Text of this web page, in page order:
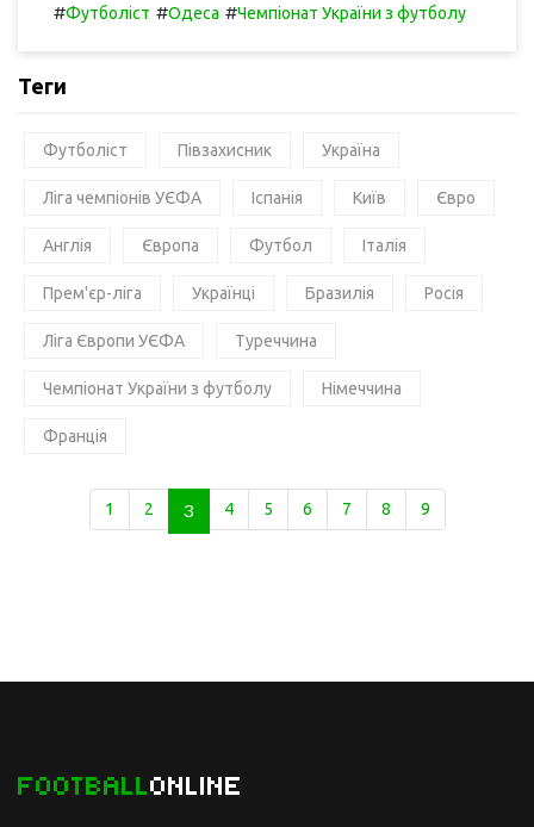
#Футболіст #Одеса #Чемпіонат України з футболу
Теги
Футболіст Півзахисник Україна
Ліга чемпіонів УЄФА Іспанія Київ Євро
Англія Європа Футбол Італія
Прем'єр-ліга Українці Бразилія Росія
Ліга Європи УЄФА Туреччина
Чемпіонат України з футболу Німеччина
Франція
1 2 3 4 5 6 7 8 9
FOOTBALLONLINE